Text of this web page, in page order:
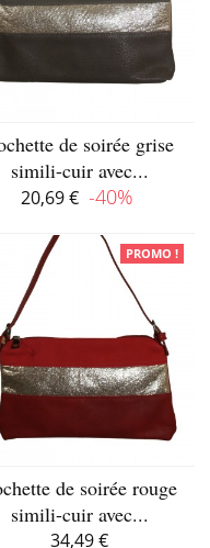
de soirée grise
simili-cuir avec...
20,69 € -40%
PROMO !
de soirée rouge
simili-cuir avec...
34,49 €